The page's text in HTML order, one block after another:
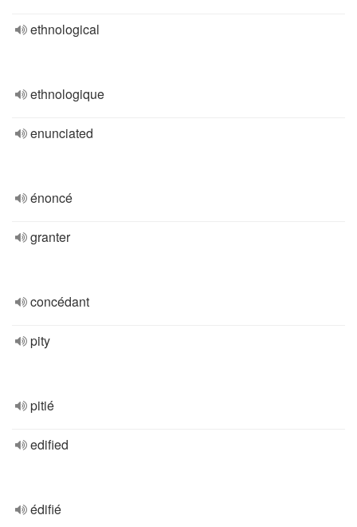
ethnological
ethnologique
enunciated
énoncé
granter
concédant
pity
pitié
edified
édifié